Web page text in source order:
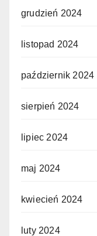
grudzień 2024
listopad 2024
październik 2024
sierpień 2024
lipiec 2024
maj 2024
kwiecień 2024
luty 2024